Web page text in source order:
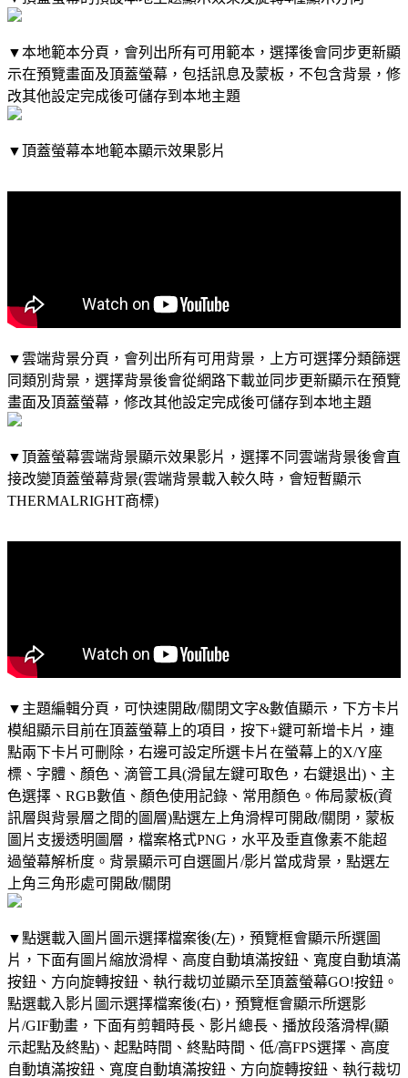
▼本地範本分頁，會列出所有可用範本，選擇後會同步更新顯
示在預覽畫面及頂蓋螢幕，包括訊息及蒙板，不包含背景，修
改其他設定完成後可儲存到本地主題
▼頂蓋螢幕本地範本顯示效果影片
▼雲端背景分頁，會列出所有可用背景，上方可選擇分類篩選
同類別背景，選擇背景後會從網路下載並同步更新顯示在預覽
畫面及頂蓋螢幕，修改其他設定完成後可儲存到本地主題
▼頂蓋螢幕雲端背景顯示效果影片，選擇不同雲端背景後會直
接改變頂蓋螢幕背景(雲端背景載入較久時，會短暫顯示
THERMALRIGHT商標)
▼主題編輯分頁，可快速開啟/關閉文字&數值顯示，下方卡片
模組顯示目前在頂蓋螢幕上的項目，按下+鍵可新增卡片，連
點兩下卡片可刪除，右邊可設定所選卡片在螢幕上的X/Y座
標、字體、顏色、滴管工具(滑鼠左鍵可取色，右鍵退出)、主
色選擇、RGB數值、顏色使用記錄、常用顏色。佈局蒙板(資
訊層與背景層之間的圖層)點選左上角滑桿可開啟/關閉，蒙板
圖片支援透明圖層，檔案格式PNG，水平及垂直像素不能超
過螢幕解析度。背景顯示可自選圖片/影片當成背景，點選左
上角三角形處可開啟/關閉
▼點選載入圖片圖示選擇檔案後(左)，預覽框會顯示所選圖
片，下面有圖片縮放滑桿、高度自動填滿按鈕、寬度自動填滿
按鈕、方向旋轉按鈕、執行裁切並顯示至頂蓋螢幕GO!按鈕。
點選載入影片圖示選擇檔案後(右)，預覽框會顯示所選影
片/GIF動畫，下面有剪輯時長、影片總長、播放段落滑桿(顯
示起點及終點)、起點時間、終點時間、低/高FPS選擇、高度
自動填滿按鈕、寬度自動填滿按鈕、方向旋轉按鈕、執行裁切